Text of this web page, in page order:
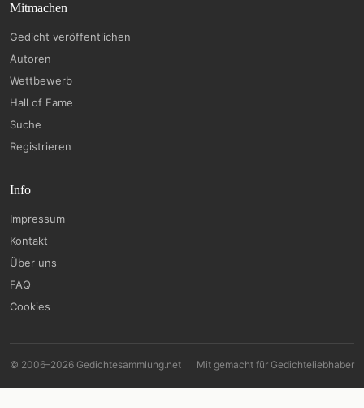
Mitmachen
Gedicht veröffentlichen
Autoren
Wettbewerb
Hall of Fame
Suche
Registrieren
Info
Impressum
Kontakt
Über uns
FAQ
Cookies
© 2006–2026 Gedichtesammlung.net Mit gemacht für Gedichteliebhaber